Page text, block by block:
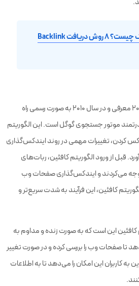
بک لینک چیست؟ ۸ روش دریافت Backlink
الگوریتم کافئین که در سال 2009 معرفی و در سال 2010 به صورت رسمی راه
موتور جستجوی گوگل است. این الگوریتم
کردن، تغییرات مهمی در روند ایندکس‌گذاری
قبل از ورود الگوریتم کافئین، ربات‌های
می‌کردند و ایندکس‌گذاری صفحات وب
کافئین، این فرآیند به شدت سریع‌تر و
کافئین این است که به صورت زنده و مداوم به
تا صفحات وب را بررسی کرده و در صورت تغییر
به کاربران این امکان را می‌دهد تا به اطلاعات